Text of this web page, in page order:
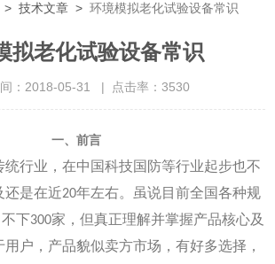
>技术文章 >环境模拟老化试验设备常识
拟老化试验设备常识
间：2018-05-31 | 点击率：3530
一、前言
统行业，在中国科技国防等行业起步也不
还是在近20年左右。虽说目前全国各种规
下300家，但真正理解并掌握产品核心及
户，产品貌似卖方市场，有好多选择，